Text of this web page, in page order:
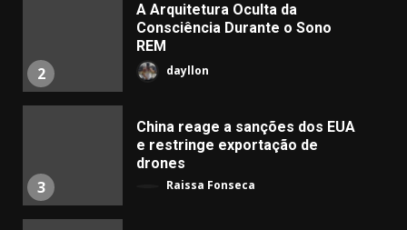
2
A Arquitetura Oculta da
Consciência Durante o Sono
REM
dayllon
3
China reage a sanções dos EUA
e restringe exportação de
drones
Raissa Fonseca